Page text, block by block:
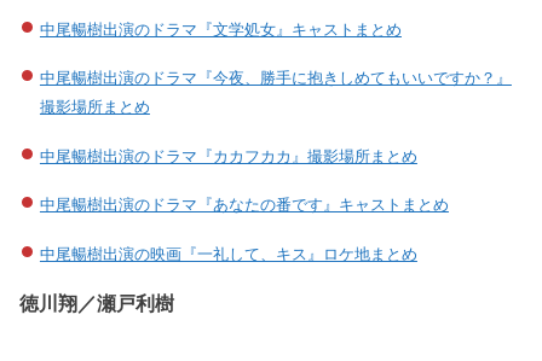
中尾暢樹出演のドラマ『文学処女』キャストまとめ
中尾暢樹出演のドラマ『今夜、勝手に抱きしめてもいいですか？』
撮影場所まとめ
中尾暢樹出演のドラマ『カカフカカ』撮影場所まとめ
中尾暢樹出演のドラマ『あなたの番です』キャストまとめ
中尾暢樹出演の映画『一礼して、キス』ロケ地まとめ
徳川翔／瀬戸利樹